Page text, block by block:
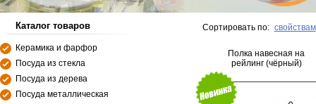
Каталог товаров
Керамика и фарфор
Посуда из стекла
Посуда из дерева
Посуда металлическая
Сортировать по: свойствам
Полка навесная на
рейлинг (чёрный)